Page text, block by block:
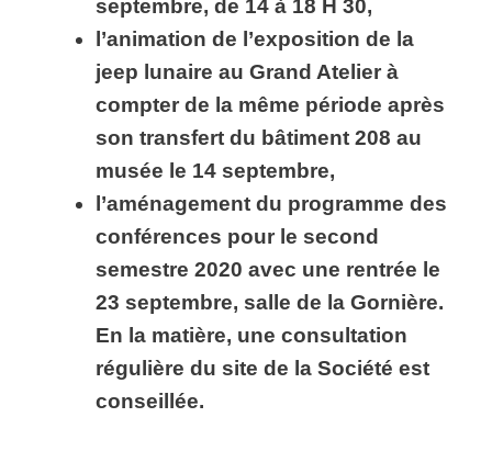
septembre, de 14 à 18 H 30,
l’animation de l’exposition de la
jeep lunaire au Grand Atelier à
compter de la même période après
son transfert du bâtiment 208 au
musée le 14 septembre,
l’aménagement du programme des
conférences pour le second
semestre 2020 avec une rentrée le
23 septembre, salle de la Gornière.
En la matière, une consultation
régulière du site de la Société est
conseillée.